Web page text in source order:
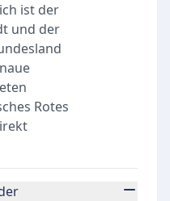
ist der
und der
Rotes